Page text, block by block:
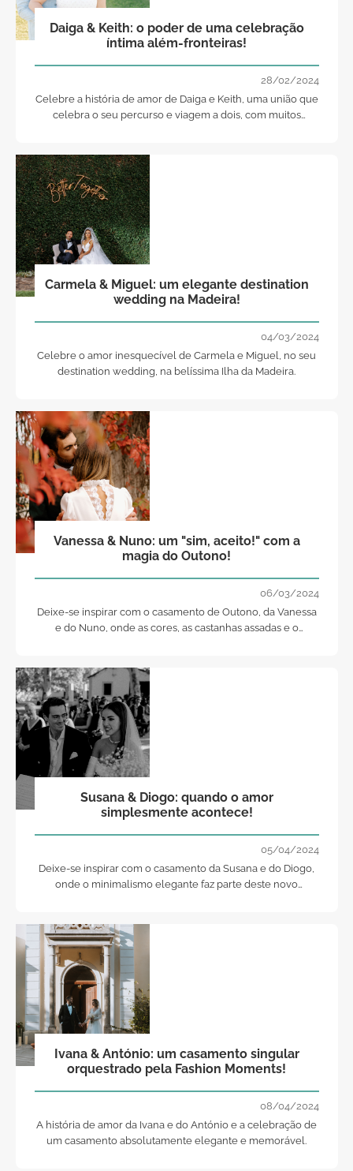
Daiga & Keith: o poder de uma celebração
íntima além-fronteiras!
28/02/2024
Celebre a história de amor de Daiga e Keith, uma união que
celebra o seu percurso e viagem a dois, com muitos
Carmela & Miguel: um elegante destination
wedding na Madeira!
04/03/2024
Celebre o amor inesquecível de Carmela e Miguel, no seu
destination wedding, na belíssima Ilha da Madeira.
Vanessa & Nuno: um "sim, aceito!" com a
magia do Outono!
06/03/2024
Deixe-se inspirar com o casamento de Outono, da Vanessa
e do Nuno, onde as cores, as castanhas assadas e o
Susana & Diogo: quando o amor
simplesmente acontece!
05/04/2024
Deixe-se inspirar com o casamento da Susana e do Diogo,
onde o minimalismo elegante faz parte deste novo
Ivana & António: um casamento singular
orquestrado pela Fashion Moments!
08/04/2024
A história de amor da Ivana e do António e a celebração de
um casamento absolutamente elegante e memorável.